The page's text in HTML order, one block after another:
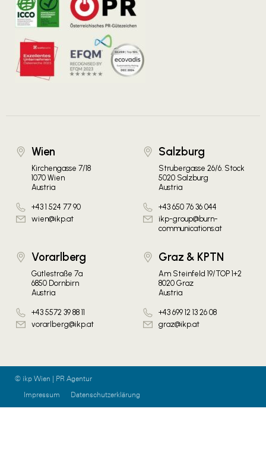
Wien
Kirchengasse 7/18
1070 Wien
Austria
+43 1 524 77 90
wien@ikp.at
Salzburg
Strubergasse 26/6. Stock
5020 Salzburg
Austria
+43 650 76 36 044
ikp-group@burn-
communications.at
Vorarlberg
Gütlestraße 7a
6850 Dornbirn
Austria
+43 5572 39 88 11
vorarlberg@ikp.at
Graz & KPTN
Am Steinfeld 19/TOP 1+2
8020 Graz
Austria
+43 699 12 13 26 08
graz@ikp.at
© ikp Wien | PR Agentur
Impressum
Datenschutzerklärung